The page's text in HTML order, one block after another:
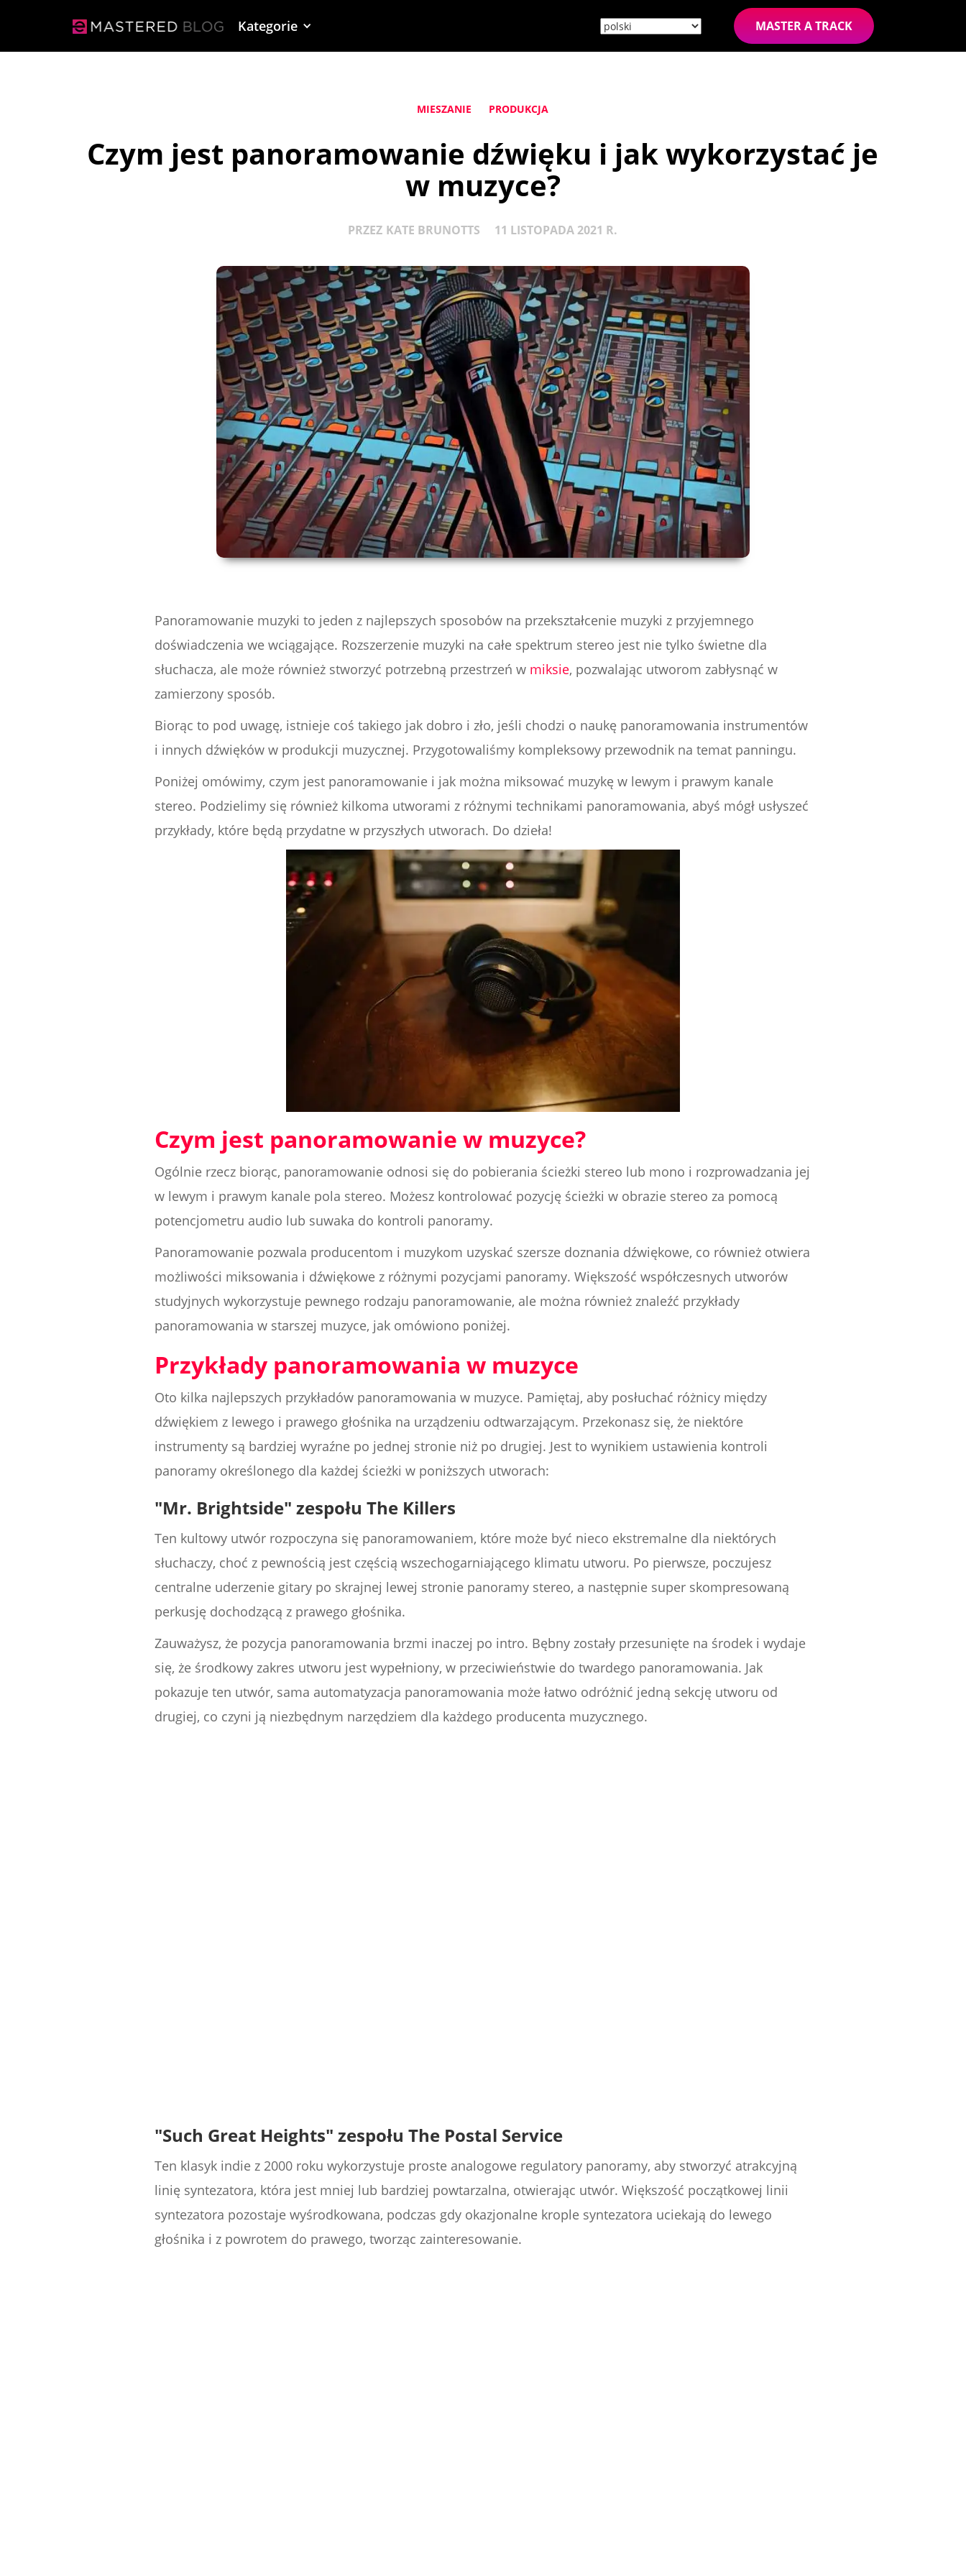
Kategorie MASTER A TRACK
MIESZANIE PRODUKCJA
Czym jest panoramowanie dźwięku i jak wykorzystać je
w muzyce?
PRZEZ KATE BRUNOTTS 11 LISTOPADA 2021 R.
Panoramowanie muzyki to jeden z najlepszych sposobów na przekształcenie muzyki z przyjemnego
doświadczenia we wciągające. Rozszerzenie muzyki na całe spektrum stereo jest nie tylko świetne dla
słuchacza, ale może również stworzyć potrzebną przestrzeń w miksie, pozwalając utworom zabłysnąć w
zamierzony sposób.
Biorąc to pod uwagę, istnieje coś takiego jak dobro i zło, jeśli chodzi o naukę panoramowania instrumentów
i innych dźwięków w produkcji muzycznej. Przygotowaliśmy kompleksowy przewodnik na temat panningu.
Poniżej omówimy, czym jest panoramowanie i jak można miksować muzykę w lewym i prawym kanale
stereo. Podzielimy się również kilkoma utworami z różnymi technikami panoramowania, abyś mógł usłyszeć
przykłady, które będą przydatne w przyszłych utworach. Do dzieła!
Czym jest panoramowanie w muzyce?
Ogólnie rzecz biorąc, panoramowanie odnosi się do pobierania ścieżki stereo lub mono i rozprowadzania jej
w lewym i prawym kanale pola stereo. Możesz kontrolować pozycję ścieżki w obrazie stereo za pomocą
potencjometru audio lub suwaka do kontroli panoramy.
Panoramowanie pozwala producentom i muzykom uzyskać szersze doznania dźwiękowe, co również otwiera
możliwości miksowania i dźwiękowe z różnymi pozycjami panoramy. Większość współczesnych utworów
studyjnych wykorzystuje pewnego rodzaju panoramowanie, ale można również znaleźć przykłady
panoramowania w starszej muzyce, jak omówiono poniżej.
Przykłady panoramowania w muzyce
Oto kilka najlepszych przykładów panoramowania w muzyce. Pamiętaj, aby posłuchać różnicy między
dźwiękiem z lewego i prawego głośnika na urządzeniu odtwarzającym. Przekonasz się, że niektóre
instrumenty są bardziej wyraźne po jednej stronie niż po drugiej. Jest to wynikiem ustawienia kontroli
panoramy określonego dla każdej ścieżki w poniższych utworach:
"Mr. Brightside" zespołu The Killers
Ten kultowy utwór rozpoczyna się panoramowaniem, które może być nieco ekstremalne dla niektórych
słuchaczy, choć z pewnością jest częścią wszechogarniającego klimatu utworu. Po pierwsze, poczujesz
centralne uderzenie gitary po skrajnej lewej stronie panoramy stereo, a następnie super skompresowaną
perkusję dochodzącą z prawego głośnika.
Zauważysz, że pozycja panoramowania brzmi inaczej po intro. Bębny zostały przesunięte na środek i wydaje
się, że środkowy zakres utworu jest wypełniony, w przeciwieństwie do twardego panoramowania. Jak
pokazuje ten utwór, sama automatyzacja panoramowania może łatwo odróżnić jedną sekcję utworu od
drugiej, co czyni ją niezbędnym narzędziem dla każdego producenta muzycznego.
"Such Great Heights" zespołu The Postal Service
Ten klasyk indie z 2000 roku wykorzystuje proste analogowe regulatory panoramy, aby stworzyć atrakcyjną
linię syntezatora, która jest mniej lub bardziej powtarzalna, otwierając utwór. Większość początkowej linii
syntezatora pozostaje wyśrodkowana, podczas gdy okazjonalne krople syntezatora uciekają do lewego
głośnika i z powrotem do prawego, tworząc zainteresowanie.